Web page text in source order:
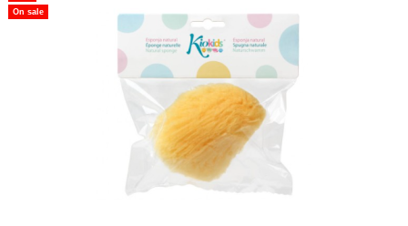
On sale